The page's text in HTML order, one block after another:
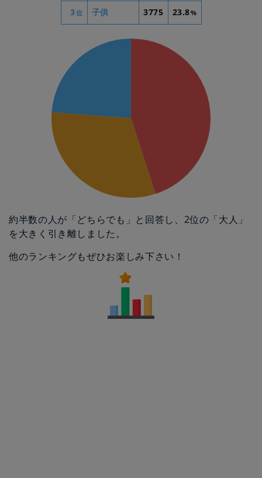
3位 子供 3775 23.8%
約半数の人が「どちらでも」と回答し、2位の「大人」
を大きく引き離しました。
他のランキングもぜひお楽しみ下さい！